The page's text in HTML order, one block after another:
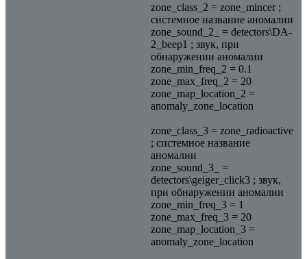
zone_class_2 = zone_mincer ;
системное название аномалии
zone_sound_2_ = detectors\DA-
2_beep1 ; звук, при
обнаружении аномалии
zone_min_freq_2 = 0.1
zone_max_freq_2 = 20
zone_map_location_2 =
anomaly_zone_location
zone_class_3 = zone_radioactive
; системное название
аномалии
zone_sound_3_ =
detectors\geiger_click3 ; звук,
при обнаружении аномалии
zone_min_freq_3 = 1
zone_max_freq_3 = 20
zone_map_location_3 =
anomaly_zone_location